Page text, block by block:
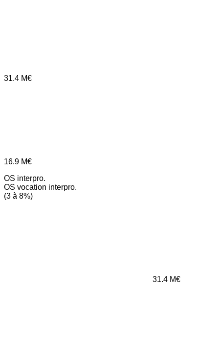
31.4 M€
16.9 M€
OS interpro.
OS vocation interpro.
(3 à 8%)
31.4 M€